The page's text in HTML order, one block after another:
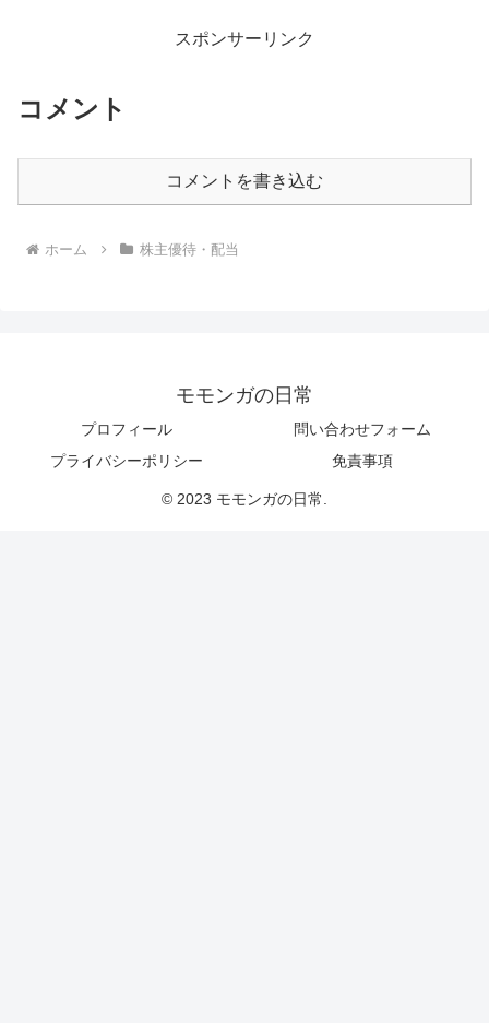
スポンサーリンク
コメント
コメントを書き込む
ホーム 株主優待・配当
モモンガの日常
プロフィール
問い合わせフォーム
プライバシーポリシー
免責事項
© 2023 モモンガの日常.